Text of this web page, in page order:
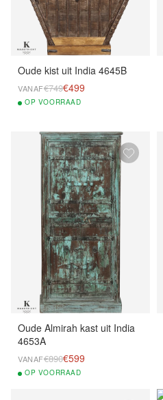
Oude kist uit India 4645B
VANAF€749€499
OP VOORRAAD
Oude Almirah kast uit India
4653A
VANAF€890€599
OP VOORRAAD